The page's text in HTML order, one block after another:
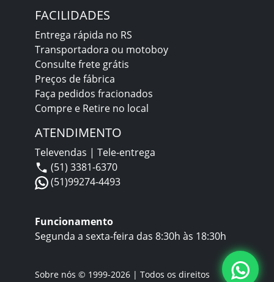
FACILIDADES
Entrega rápida no RS
Transportadora ou motoboy
Consulte frete grátis
Preços de fábrica
Faça pedidos fracionados
Compre e Retire no local
ATENDIMENTO
Televendas | Tele-entrega
(51) 3381-6370
(51)99274-4493
Funcionamento
Segunda a sexta-feira das 8:30h às 18:30h
Sobre nós © 1999-2026 | Todos os direitos